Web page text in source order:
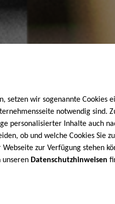
setzen wir sogenannte Cookies
notwendig sind.
personalisierter Inhalte auch
ob und welche Cookies Sie
zur Verfügung stehen
unseren Datenschutzhinweisen